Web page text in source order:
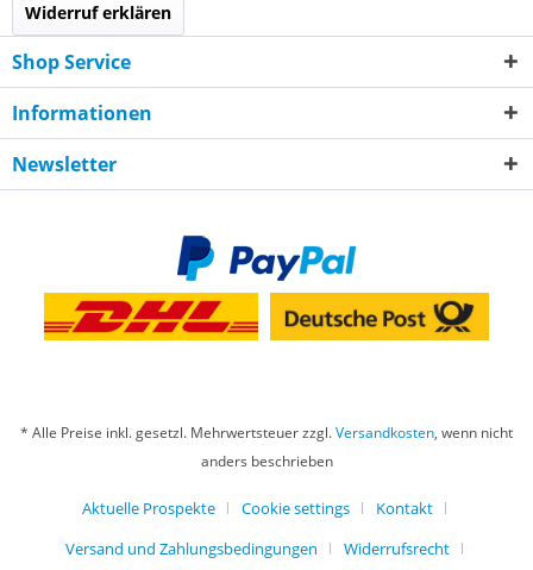
Widerruf erklären
Shop Service
Informationen
Newsletter
* Alle Preise inkl. gesetzl. Mehrwertsteuer zzgl.Versandkosten, wenn nicht
anders beschrieben
Aktuelle Prospekte Cookie settings
Kontakt
Versand und Zahlungsbedingungen
Widerrufsrecht